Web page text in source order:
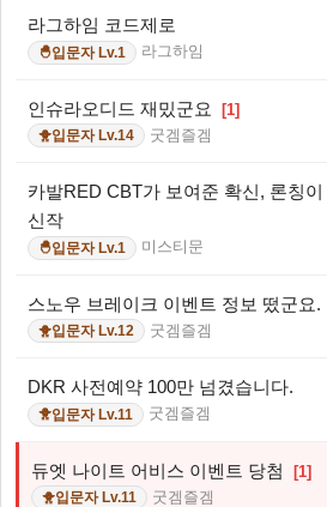
라그하임 코드제로
🐣입문자 Lv.1 라그하임
인슈라오디드 재밌군요 [1]
🐥입문자 Lv.14 굿겜즐겜
카발RED CBT가 보여준 확신, 론칭
신작
🐣입문자 Lv.1 미스티문
스노우 브레이크 이벤트 정보 떴군요.
🐥입문자 Lv.12 굿겜즐겜
DKR 사전예약 100만 넘겼습니다.
🐥입문자 Lv.11 굿겜즐겜
듀엣 나이트 어비스 이벤트 당첨 [1]
🐥입문자 Lv.11 굿겜즐겜